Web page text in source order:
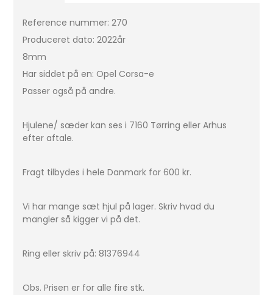
Reference nummer: 270
Produceret dato: 2022år
8mm
Har siddet på en: Opel Corsa-e
Passer også på andre.
Hjulene/ sæder kan ses i 7160 Tørring eller Arhus
efter aftale.
Fragt tilbydes i hele Danmark for 600 kr.
Vi har mange sæt hjul på lager. Skriv hvad du
mangler så kigger vi på det.
Ring eller skriv på: 81376944
Obs. Prisen er for alle fire stk.